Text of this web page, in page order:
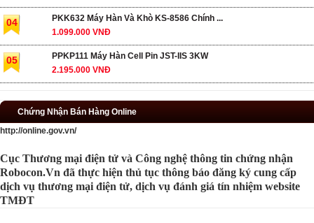
04
PKK632 Máy Hàn Và Khò KS-8586 Chính ...
1.099.000 VNĐ
05
PPKP111 Máy Hàn Cell Pin JST-IIS 3KW
2.195.000 VNĐ
Chứng Nhận Bán Hàng Online
http://online.gov.vn/
Cục Thương mại điện tử và Công nghệ thông tin chứng nhận
Robocon.Vn đã thực hiện thủ tục thông báo đăng ký cung cấp
dịch vụ thương mại điện tử, dịch vụ đánh giá tín nhiệm website
TMĐT